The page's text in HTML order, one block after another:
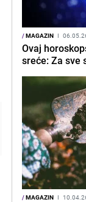
/MAGAZIN I
Ovaj
sreće: Za sve
/MAGAZIN I